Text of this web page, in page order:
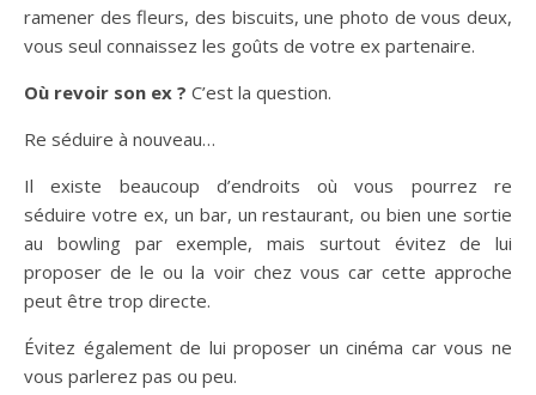
ramener des fleurs, des biscuits, une photo de vous deux,
vous seul connaissez les goûts de votre ex partenaire.
Où revoir son ex ? C’est la question.
Re séduire à nouveau…
Il existe beaucoup d’endroits où vous pourrez re
séduire votre ex, un bar, un restaurant, ou bien une sortie
au bowling par exemple, mais surtout évitez de lui
proposer de le ou la voir chez vous car cette approche
peut être trop directe.
Évitez également de lui proposer un cinéma car vous ne
vous parlerez pas ou peu.